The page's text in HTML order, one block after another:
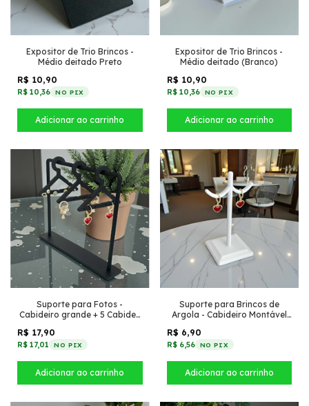
Expositor de Trio Brincos -
Médio deitado Preto
R$ 10,90
R$ 10,36 NO PIX
Expositor de Trio Brincos -
Médio deitado (Branco)
R$ 10,90
R$ 10,36 NO PIX
Suporte para Fotos -
Cabideiro grande + 5 Cabides
R$ 17,90
R$ 17,01 NO PIX
Suporte para Brincos de
Argola - Cabideiro Montável
R$ 6,90
R$ 6,56 NO PIX